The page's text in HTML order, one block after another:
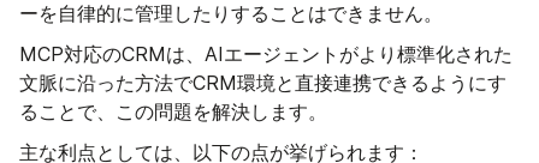
ーを自律的に管理したりすることはできません。
MCP対応のCRMは、AIエージェントがより標準化された
文脈に沿った方法でCRM環境と直接連携できるようにす
ることで、この問題を解決します。
主な利点としては、以下の点が挙げられます：